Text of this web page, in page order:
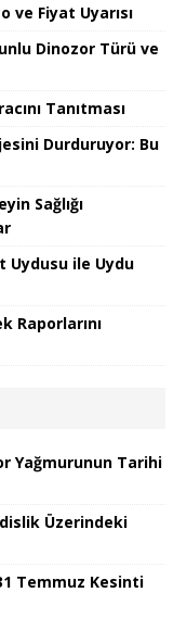
ve Fiyat Uyarısı
Dinozor Türü ve
Tanıtması
Durduruyor: Bu
Sağlığı
Uydusu ile Uydu
Raporlarını
Yağmurunun Tarihi
Üzerindeki
Temmuz Kesinti